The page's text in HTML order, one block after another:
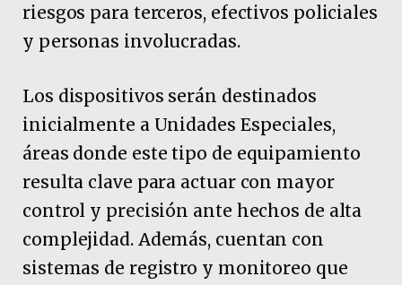
riesgos para terceros, efectivos policiales
y personas involucradas.
Los dispositivos serán destinados
inicialmente a Unidades Especiales,
áreas donde este tipo de equipamiento
resulta clave para actuar con mayor
control y precisión ante hechos de alta
complejidad. Además, cuentan con
sistemas de registro y monitoreo que